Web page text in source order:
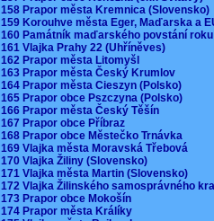
158 Prapor města Kremnica (Slovensko)
159 Korouhve města Eger, Maďarska a
160 Památník maďarského povstání
161 Vlajka Prahy 22 (Uhříněves)
162 Prapor města Litomyšl
163 Prapor města Český Krumlov
164 Prapor města Cieszyn (Polsko)
165 Prapor obce Pszczyna (Polsko)
166 Prapor města Český Těšín
167 Prapor obce Příbraz
168 Prapor obce Městečko Trnávka
169 Vlajka města Moravská Třebová
170 Vlajka Žiliny (Slovensko)
171 Vlajka města Martin (Slovensko)
172 Vlajka Žilinského samosprávného
173 Prapor obce Mokošín
174 Prapor města Králíky